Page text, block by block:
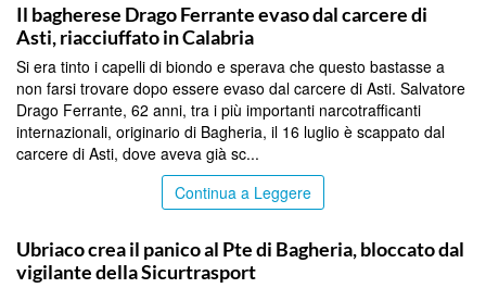
Il bagherese Drago Ferrante evaso dal carcere di
Asti, riacciuffato in Calabria
Si era tinto i capelli di biondo e sperava che questo bastasse a
non farsi trovare dopo essere evaso dal carcere di Asti. Salvatore
Drago Ferrante, 62 anni, tra i più importanti narcotrafficanti
internazionali, originario di Bagheria, il 16 luglio è scappato dal
carcere di Asti, dove aveva già sc...
Continua a Leggere
Ubriaco crea il panico al Pte di Bagheria, bloccato dal
vigilante della Sicurtrasport